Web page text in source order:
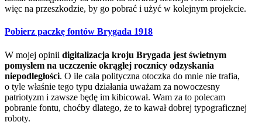
więc na przeszkodzie, by go pobrać i użyć w kolejnym projekcie.
Pobierz paczkę fontów Brygada 1918
W mojej opinii digitalizacja kroju Brygada jest świetnym
pomysłem na uczczenie okrągłej rocznicy odzyskania
niepodległości. O ile cała polityczna otoczka do mnie nie trafia,
o tyle właśnie tego typu działania uważam za nowoczesny
patriotyzm i zawsze będę im kibicował. Wam za to polecam
pobranie fontu, choćby dlatego, że to kawał dobrej typograficznej
roboty.